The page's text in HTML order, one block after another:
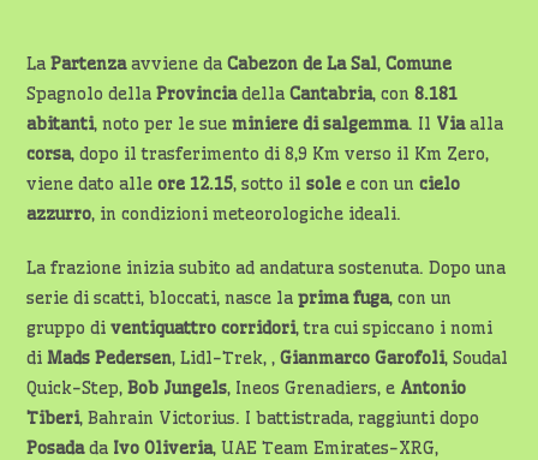
LaPartenzaavviene daCabezon de La Sal,Comune
Spagnolo dellaProvinciadellaCantabria, con8.181
abitanti, noto per le sueminiere di salgemma. Il Viaalla
corsa, dopo il trasferimento di 8,9 Km verso il Km Zero,
viene dato alleore 12.15, sotto ilsole e con uncielo
azzurro, in condizioni meteorologiche ideali.
La frazione inizia subito ad andatura sostenuta. Dopo una
serie di scatti, bloccati, nasce laprima fuga, con un
gruppo diventiquattro corridori, tra cui spiccano i nomi
diMads Pedersen, Lidl-Trek, ,Gianmarco Garofoli, Soudal
Quick-Step,Bob Jungels, Ineos Grenadiers, e Antonio
Tiberi, Bahrain Victorius. I battistrada, raggiunti dopo
Posadada Ivo Oliveria, UAE Team Emirates-XRG,